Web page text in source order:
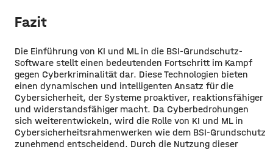
Fazit
Die Einführung von KI und ML in die BSI-Grundschutz-
Software stellt einen bedeutenden Fortschritt im Kampf
gegen Cyberkriminalität dar. Diese Technologien bieten
einen dynamischen und intelligenten Ansatz für die
Cybersicherheit, der Systeme proaktiver, reaktionsfähiger
und widerstandsfähiger macht. Da Cyberbedrohungen
sich weiterentwickeln, wird die Rolle von KI und ML in
Cybersicherheitsrahmenwerken wie dem BSI-Grundschutz
zunehmend entscheidend. Durch die Nutzung dieser